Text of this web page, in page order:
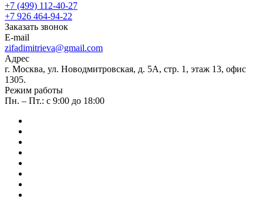
+7 (499) 112-40-27
+7 926 464-94-22
Заказать звонок
E-mail
zifadimitrieva@gmail.com
Адрес
г. Москва, ул. Новодмитровская, д. 5А, стр. 1, этаж 13, офис
1305.
Режим работы
Пн. – Пт.: с 9:00 до 18:00